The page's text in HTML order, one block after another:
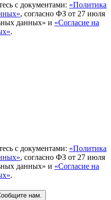
с документами: «Политика
, согласно ФЗ от 27 июля
данных» и «Согласие на
.
с документами: «Политика
, согласно ФЗ от 27 июля
данных» и «Согласие на
.
нам.